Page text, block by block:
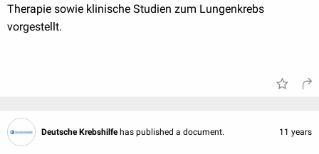
Therapie sowie klinische Studien zum Lungenkrebs
vorgestellt.
Deutsche Krebshilfe has published a document. 11 years